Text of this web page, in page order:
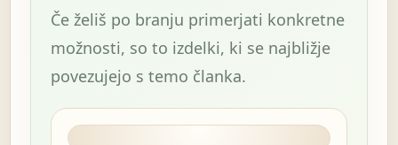
Če želiš po branju primerjati konkretne
možnosti, so to izdelki, ki se najbližje
povezujejo s temo članka.